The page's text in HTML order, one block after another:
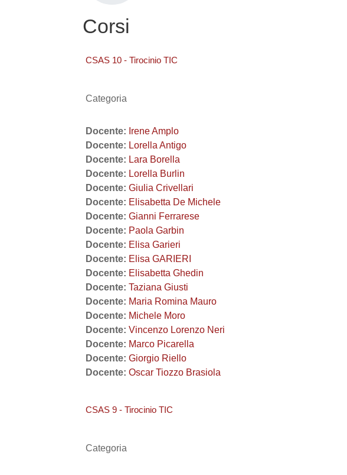
Corsi
CSAS 10 - Tirocinio TIC
Categoria
Docente: Irene Amplo
Docente: Lorella Antigo
Docente: Lara Borella
Docente: Lorella Burlin
Docente: Giulia Crivellari
Docente: Elisabetta De Michele
Docente: Gianni Ferrarese
Docente: Paola Garbin
Docente: Elisa Garieri
Docente: Elisa GARIERI
Docente: Elisabetta Ghedin
Docente: Taziana Giusti
Docente: Maria Romina Mauro
Docente: Michele Moro
Docente: Vincenzo Lorenzo Neri
Docente: Marco Picarella
Docente: Giorgio Riello
Docente: Oscar Tiozzo Brasiola
CSAS 9 - Tirocinio TIC
Categoria